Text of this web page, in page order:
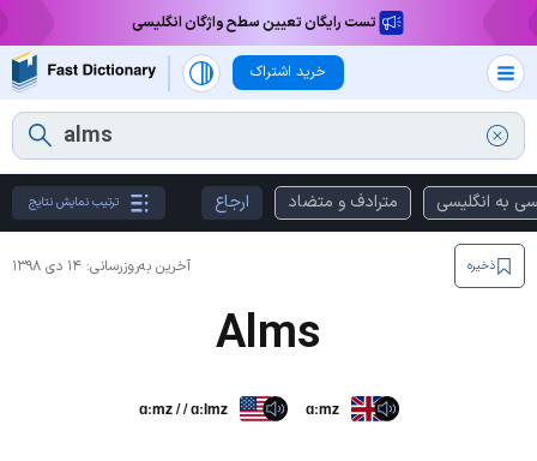
تست رایگان تعیین سطح واژگان انگلیسی
خرید اشتراک
به انگلیسی مترادف و متضاد ارجاع ترتیب نمایش نتایج
آخرین به‌روزرسانی: ۱۴ دی ۱۳۹۸ ذخیره
Alms
ɑːmz / / ɑːlmz ɑːmz